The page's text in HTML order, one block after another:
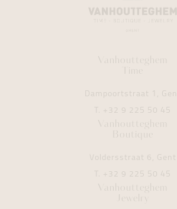
Vanhoutteghem
Time
Dampoortstraat 1, Gent
T. +32 9 225 50 45
Vanhoutteghem
Boutique
Voldersstraat 6, Gent
T. +32 9 225 50 45
Vanhoutteghem
Jewelry